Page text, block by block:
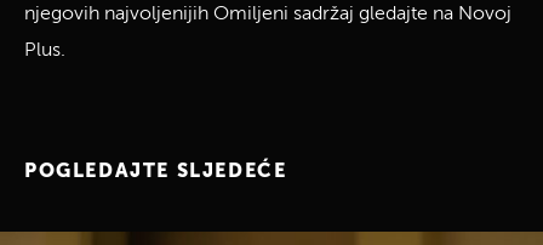
njegovih najvoljenijih Omiljeni sadržaj gledajte na Novoj
Plus.
POGLEDAJTE SLJEDEĆE